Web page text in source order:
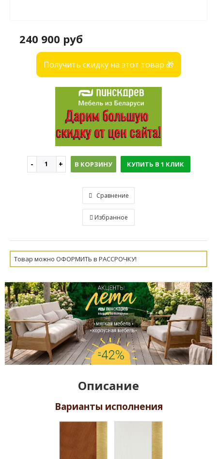
240 900 руб
Получить скидку на этот товар 🎁
В КОРЗИНУ КУПИТЬ В 1 КЛИК
Сравнение
Избранное
Товар можно ОФОРМИТЬ в РАССРОЧКУ!
Описание
Варианты исполнения